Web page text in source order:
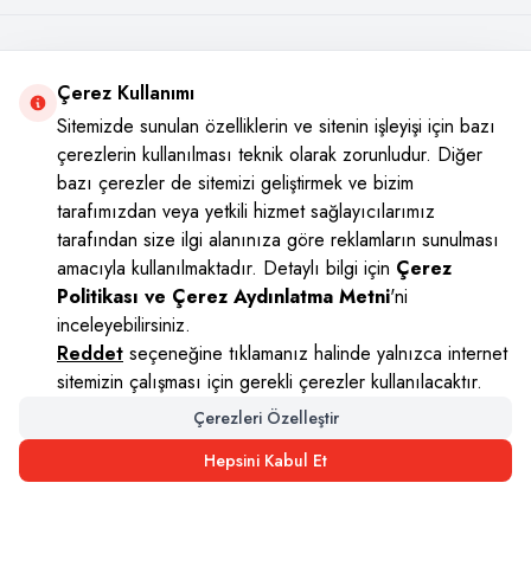
Sosyal Medya
InstagramYoutubeFacebook
Twitter
Çerez Kullanımı
Sitemizde sunulan özelliklerin ve sitenin işleyişi için bazı
çerezlerin kullanılması teknik olarak zorunludur. Diğer
bazı çerezler de sitemizi geliştirmek ve bizim
tarafımızdan veya yetkili hizmet sağlayıcılarımız
tarafından size ilgi alanınıza göre reklamların sunulması
amacıyla kullanılmaktadır. Detaylı bilgi için Çerez
Politikası ve Çerez Aydınlatma Metni'ni
inceleyebilirsiniz.
Reddet seçeneğine tıklamanız halinde yalnızca internet
sitemizin çalışması için gerekli çerezler kullanılacaktır.
Çerezleri Özelleştir
Hepsini Kabul Et